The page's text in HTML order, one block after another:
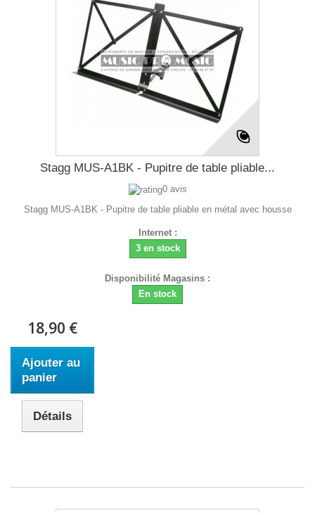
Stagg MUS-A1BK - Pupitre de table pliable...
0 avis
Stagg MUS-A1BK - Pupitre de table pliable en métal avec housse
Internet :
3 en stock
Disponibilité Magasins :
En stock
18,90 €
Ajouter au
panier
Détails